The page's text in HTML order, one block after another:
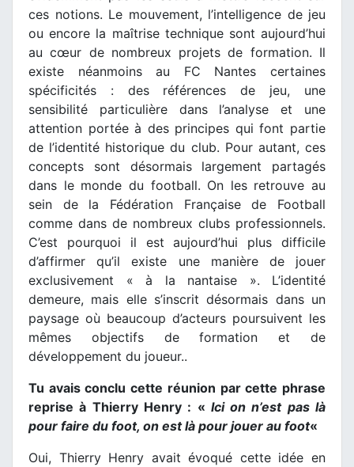
ces notions. Le mouvement, l’intelligence de jeu
ou encore la maîtrise technique sont aujourd’hui
au cœur de nombreux projets de formation. Il
existe néanmoins au FC Nantes certaines
spécificités : des références de jeu, une
sensibilité particulière dans l’analyse et une
attention portée à des principes qui font partie
de l’identité historique du club. Pour autant, ces
concepts sont désormais largement partagés
dans le monde du football. On les retrouve au
sein de la Fédération Française de Football
comme dans de nombreux clubs professionnels.
C’est pourquoi il est aujourd’hui plus difficile
d’affirmer qu’il existe une manière de jouer
exclusivement « à la nantaise ». L’identité
demeure, mais elle s’inscrit désormais dans un
paysage où beaucoup d’acteurs poursuivent les
mêmes objectifs de formation et de
développement du joueur..
Tu avais conclu cette réunion par cette phrase
reprise à Thierry Henry : « Ici on n’est pas là
pour faire du foot, on est là pour jouer au foot«
Oui, Thierry Henry avait évoqué cette idée en